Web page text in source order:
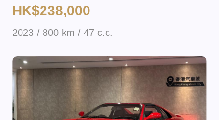
HK$238,000
2023 / 800 km / 47 c.c.